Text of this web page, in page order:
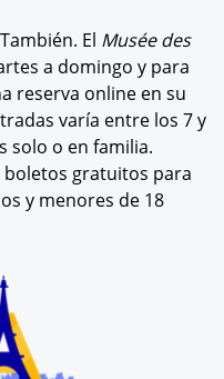
El Musée des
a domingo y para
reserva online en su
varía entre los 7 y
solo o en familia.
gratuitos para
y menores de 18